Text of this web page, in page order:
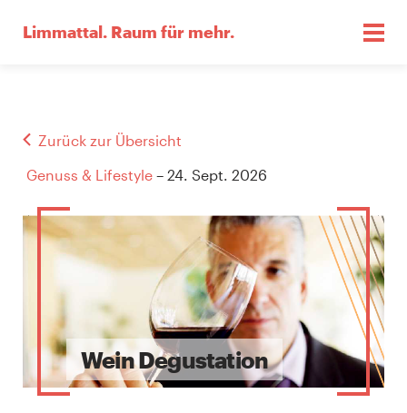
Limmattal. Raum für mehr.
Zurück zur Übersicht
Genuss & Lifestyle – 24. Sept. 2026
Wein Degustation